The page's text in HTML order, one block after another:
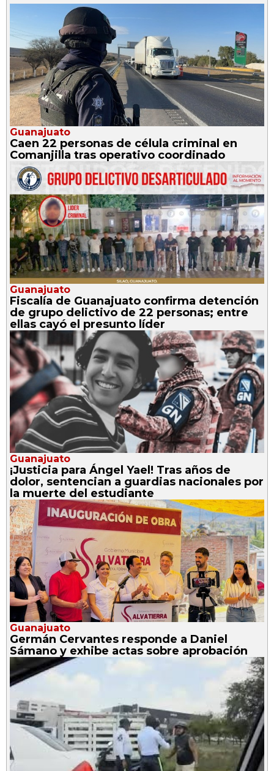
Guanajuato
Caen 22 personas de célula criminal en
Comanjilla tras operativo coordinado
Guanajuato
Fiscalía de Guanajuato confirma detención
de grupo delictivo de 22 personas; entre
ellas cayó el presunto líder
Guanajuato
¡Justicia para Ángel Yael! Tras años de
dolor, sentencian a guardias nacionales por
la muerte del estudiante
Guanajuato
Germán Cervantes responde a Daniel
Sámano y exhibe actas sobre aprobación